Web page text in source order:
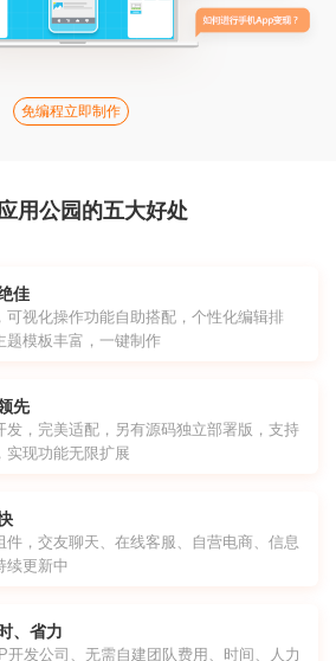
免编程立即制作
用公园的五大好处
佳
可视化操作功能自助搭配，个性化编辑排
题模板丰富，一键制作
先
发，完美适配，另有源码独立部署版，支持
实现功能无限扩展
件，交友聊天、在线客服、自营电商、信息
续更新中
、省力
开发公司、无需自建团队费用、时间、人力